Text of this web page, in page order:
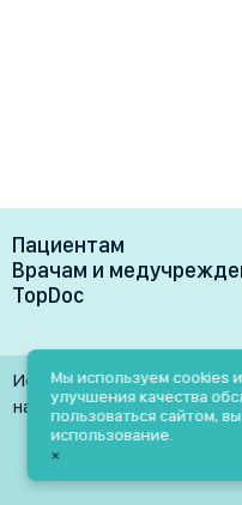
Пациентам
Врачи
Клиники
Лаборатории
Услуги
Блог
Акции и скидки
Врачам и
Преимущества
Медучреждениям
Врачам
TopDoc
Контакты
Помощь
Использование
наличии активной
Мы используем cookies
улучшения качества
пользоваться сайтом,
использование.
×